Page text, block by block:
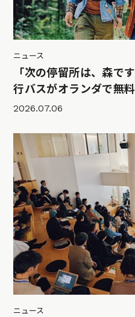
ニュース
「次の停留所は、森で
行バスがオランダで無
2026.07.06
ニュース